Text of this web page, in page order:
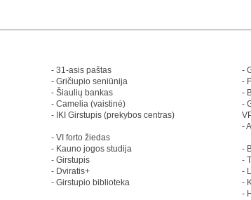
- 31-asis paštas
- Gričiupio seniūnija
- Šiaulių bankas
- Camelia (vaistinė)
- IKI Girstupis (prekybos centras)
- VI forto žiedas
- Kauno jogos studija
- Girstupis
- Dviratis+
- Girstupio biblioteka
-
-
-
-
-
-
-
-
-
-